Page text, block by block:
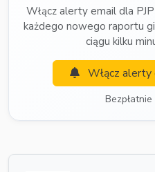
Włącz alerty email dla
każdego nowego raportu
ciągu kilku
Włącz alerty
Bezpłatnie